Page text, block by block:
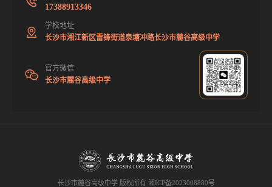
17388913346
学校地址
长沙市湘江新区雷锋街道泉塘冲路长沙市麓谷高级中学
官方微信
长沙市麓谷高级中学
长沙市麓谷高级中学 版权所有 湘ICP备2023008880号